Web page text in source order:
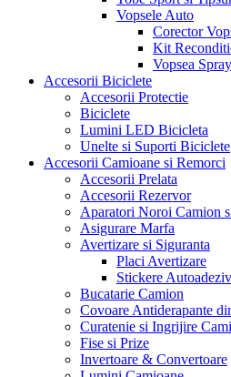
Vopsele Auto
Corector
Kit
Vopsea Spray
Accesorii Biciclete
Accesorii Protectie
Biciclete
Lumini LED Bicicleta
Unelte si Suporti Biciclete
Accesorii Camioane si Remorci
Accesorii Prelata
Accesorii Rezervor
Aparatori Noroi Camion
Asigurare Marfa
Avertizare si Siguranta
Placi Avertizare
Stickere
Bucatarie Camion
Covoare Antiderapante
Curatenie si Ingrijire
Fise si Prize
Invertoare & Convertoare